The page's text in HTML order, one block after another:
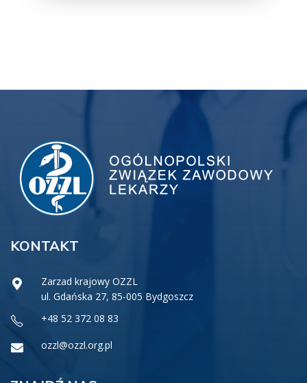
KONTAKT
Zarzad krajowy OZZL
ul. Gdańska 27, 85-005 Bydgoszcz
+48 52 372 08 83
ozzl@ozzl.org.pl